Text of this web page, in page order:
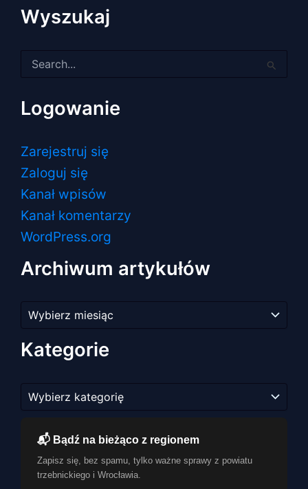
Wyszukaj
dla:
Logowanie
Zarejestruj się
Zaloguj się
Kanał wpisów
Kanał komentarzy
WordPress.org
Archiwum artykułów
artykułów
Kategorie
📬 Bądź na bieżąco z regionem
Zapisz się, bez spamu, tylko ważne sprawy z powiatu
trzebnickiego i Wrocławia.